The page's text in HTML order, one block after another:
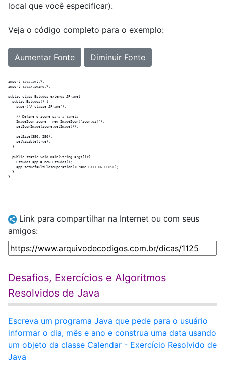
local que você especificar).
Veja o código completo para o exemplo:
Aumentar Fonte Diminuir Fonte
import java.awt.*;
import javax.swing.*;
public class Estudos extends JFrame{
  public Estudos() {
    super("A classe JFrame");
    // Define o ícone para a janela
    ImageIcon icone = new ImageIcon("icon.gif");
    setIconImage(icone.getImage());
    setSize(350, 250);
    setVisible(true);
  }
  public static void main(String args[]){
    Estudos app = new Estudos();
    app.setDefaultCloseOperation(JFrame.EXIT_ON_CLOSE);
  }
Link para compartilhar na Internet ou com seus
amigos:
Desafios, Exercícios e Algoritmos
Resolvidos de Java
Escreva um programa Java que pede para o usuário
informar o dia, mês e ano e construa uma data usando
um objeto da classe Calendar - Exercício Resolvido de
Java